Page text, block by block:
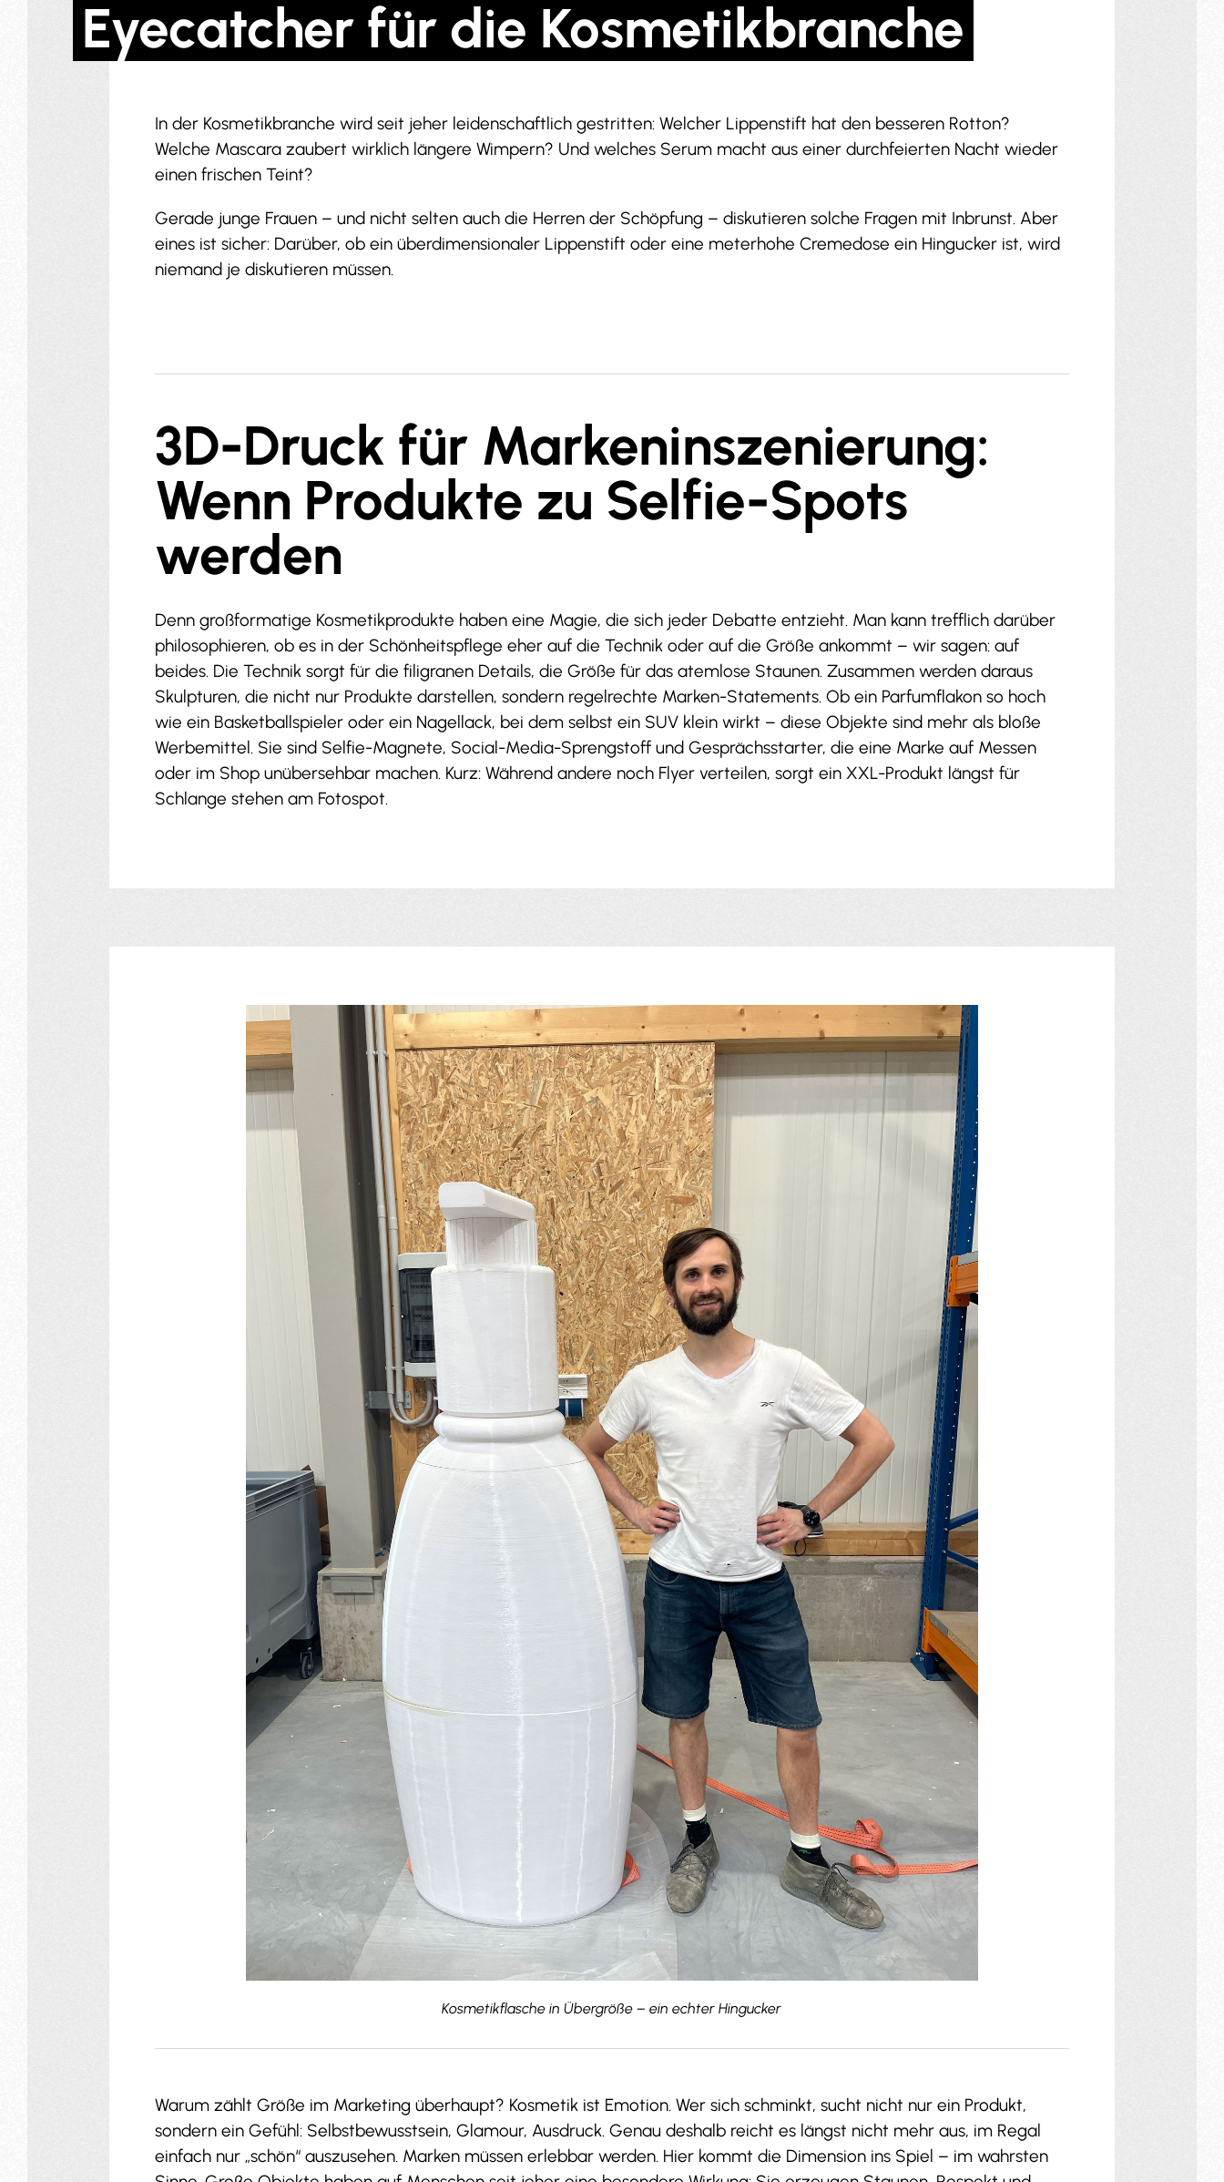
Eyecatcher für die Kosmetikbranche
In der Kosmetikbranche wird seit jeher leidenschaftlich gestritten: Welcher Lippenstift hat den besseren Rotton?
Welche Mascara zaubert wirklich längere Wimpern? Und welches Serum macht aus einer durchfeierten Nacht wieder
einen frischen Teint?
Gerade junge Frauen – und nicht selten auch die Herren der Schöpfung – diskutieren solche Fragen mit Inbrunst. Aber
eines ist sicher: Darüber, ob ein überdimensionaler Lippenstift oder eine meterhohe Cremedose ein Hingucker ist, wird
niemand je diskutieren müssen.
3D-Druck für Markeninszenierung:
Wenn Produkte zu Selfie-Spots
werden
Denn großformatige Kosmetikprodukte haben eine Magie, die sich jeder Debatte entzieht. Man kann trefflich darüber
philosophieren, ob es in der Schönheitspflege eher auf die Technik oder auf die Größe ankommt – wir sagen: auf
beides. Die Technik sorgt für die filigranen Details, die Größe für das atemlose Staunen. Zusammen werden daraus
Skulpturen, die nicht nur Produkte darstellen, sondern regelrechte Marken-Statements. Ob ein Parfumflakon so hoch
wie ein Basketballspieler oder ein Nagellack, bei dem selbst ein SUV klein wirkt – diese Objekte sind mehr als bloße
Werbemittel. Sie sind Selfie-Magnete, Social-Media-Sprengstoff und Gesprächsstarter, die eine Marke auf Messen
oder im Shop unübersehbar machen. Kurz: Während andere noch Flyer verteilen, sorgt ein XXL-Produkt längst für
Schlange stehen am Fotospot.
Kosmetikflasche in Übergröße – ein echter Hingucker
Warum zählt Größe im Marketing überhaupt? Kosmetik ist Emotion. Wer sich schminkt, sucht nicht nur ein Produkt,
sondern ein Gefühl: Selbstbewusstsein, Glamour, Ausdruck. Genau deshalb reicht es längst nicht mehr aus, im Regal
einfach nur „schön“ auszusehen. Marken müssen erlebbar werden. Hier kommt die Dimension ins Spiel – im wahrsten